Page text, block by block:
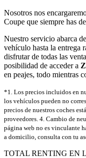
Nosotros nos
Coupe que siempre has
Nuestro servicio abarca
vehículo hasta la entrega
disfrutar de todas las
posibilidad de acceder a
en peajes, todo mientras
*1. Los precios incluidos en
los vehículos pueden no
precios de nuestros coches
proveedores. 4. Cambio de
página web no es vinculante
a domicilio, consulta con tu
TOTAL RENTING EN